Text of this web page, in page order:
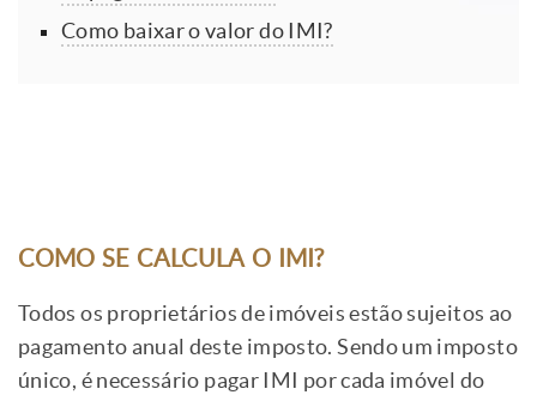
Como baixar o valor do IMI?
COMO SE CALCULA O IMI?
Todos os proprietários de imóveis estão sujeitos ao
pagamento anual deste imposto. Sendo um imposto
único, é necessário pagar IMI por cada imóvel do